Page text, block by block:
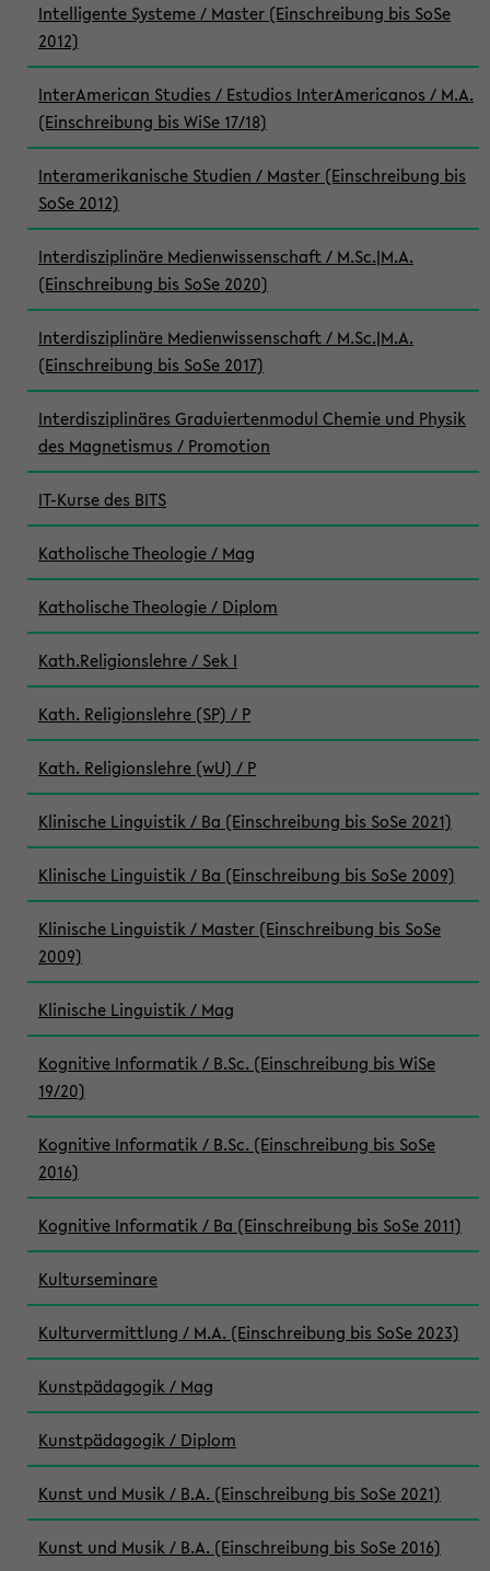
Intelligente Systeme / Master (Einschreibung bis SoSe
2012)
InterAmerican Studies / Estudios InterAmericanos / M.A.
(Einschreibung bis WiSe 17/18)
Interamerikanische Studien / Master (Einschreibung bis
SoSe 2012)
Interdisziplinäre Medienwissenschaft / M.Sc.|M.A.
(Einschreibung bis SoSe 2020)
Interdisziplinäre Medienwissenschaft / M.Sc.|M.A.
(Einschreibung bis SoSe 2017)
Interdisziplinäres Graduiertenmodul Chemie und Physik
des Magnetismus / Promotion
IT-Kurse des BITS
Katholische Theologie / Mag
Katholische Theologie / Diplom
Kath.Religionslehre / Sek I
Kath. Religionslehre (SP) / P
Kath. Religionslehre (wU) / P
Klinische Linguistik / Ba (Einschreibung bis SoSe 2021)
Klinische Linguistik / Ba (Einschreibung bis SoSe 2009)
Klinische Linguistik / Master (Einschreibung bis SoSe
2009)
Klinische Linguistik / Mag
Kognitive Informatik / B.Sc. (Einschreibung bis WiSe
19/20)
Kognitive Informatik / B.Sc. (Einschreibung bis SoSe
2016)
Kognitive Informatik / Ba (Einschreibung bis SoSe 2011)
Kulturseminare
Kulturvermittlung / M.A. (Einschreibung bis SoSe 2023)
Kunstpädagogik / Mag
Kunstpädagogik / Diplom
Kunst und Musik / B.A. (Einschreibung bis SoSe 2021)
Kunst und Musik / B.A. (Einschreibung bis SoSe 2016)